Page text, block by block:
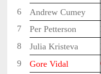
6
Andrew Cumey
7
Per Petterson
8
Julia Kristeva
9
Gore Vidal